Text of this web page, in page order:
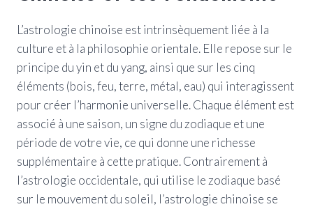
L’astrologie chinoise est intrinsèquement liée à la
culture et à la philosophie orientale. Elle repose sur le
principe du yin et du yang, ainsi que sur les cinq
éléments (bois, feu, terre, métal, eau) qui interagissent
pour créer l’harmonie universelle. Chaque élément est
associé à une saison, un signe du zodiaque et une
période de votre vie, ce qui donne une richesse
supplémentaire à cette pratique. Contrairement à
l’astrologie occidentale, qui utilise le zodiaque basé
sur le mouvement du soleil, l’astrologie chinoise se